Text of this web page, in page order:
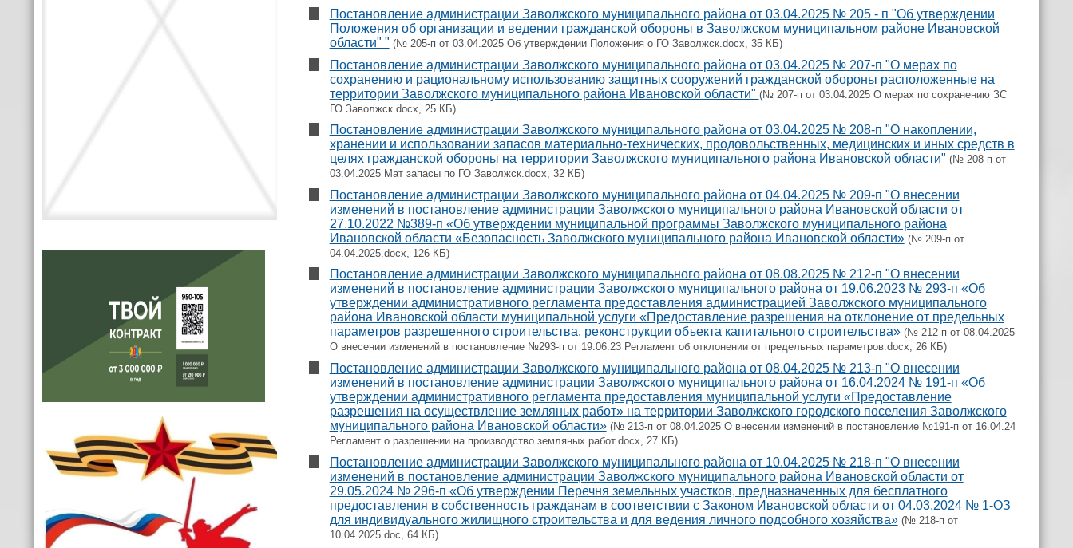
Постановление администрации Заволжского муниципального района от 03.04.2025 № 205 - п "Об утверждении
Положения об организации и ведении гражданской обороны в Заволжском муниципальном районе Ивановской
области" " (№ 205-п от 03.04.2025 Об утверждении Положения о ГО Заволжск.docx, 35 КБ)
Постановление администрации Заволжского муниципального района от 03.04.2025 № 207-п "О мерах по
сохранению и рациональному использованию защитных сооружений гражданской обороны расположенные на
территории Заволжского муниципального района Ивановской области" (№ 207-п от 03.04.2025 О мерах по сохранению ЗС
ГО Заволжск.docx, 25 КБ)
Постановление администрации Заволжского муниципального района от 03.04.2025 № 208-п "О накоплении,
хранении и использовании запасов материально-технических, продовольственных, медицинских и иных средств в
целях гражданской обороны на территории Заволжского муниципального района Ивановской области" (№ 208-п от
03.04.2025 Мат запасы по ГО Заволжск.docx, 32 КБ)
Постановление администрации Заволжского муниципального района от 04.04.2025 № 209-п "О внесении
изменений в постановление администрации Заволжского муниципального района Ивановской области от
27.10.2022 №389-п «Об утверждении муниципальной программы Заволжского муниципального района
Ивановской области «Безопасность Заволжского муниципального района Ивановской области» (№ 209-п от
04.04.2025.docx, 126 КБ)
Постановление администрации Заволжского муниципального района от 08.08.2025 № 212-п "О внесении
изменений в постановление администрации Заволжского муниципального района от 19.06.2023 № 293-п «Об
утверждении административного регламента предоставления администрацией Заволжского муниципального
района Ивановской области муниципальной услуги «Предоставление разрешения на отклонение от предельных
параметров разрешенного строительства, реконструкции объекта капитального строительства» (№ 212-п от 08.04.2025
О внесении изменений в постановление №293-п от 19.06.23 Регламент об отклонении от предельных параметров.docx, 26 КБ)
Постановление администрации Заволжского муниципального района от 08.04.2025 № 213-п "О внесении
изменений в постановление администрации Заволжского муниципального района от 16.04.2024 № 191-п «Об
утверждении административного регламента предоставления муниципальной услуги «Предоставление
разрешения на осуществление земляных работ» на территории Заволжского городского поселения Заволжского
муниципального района Ивановской области» (№ 213-п от 08.04.2025 О внесении изменений в постановление №191-п от 16.04.24
Регламент о разрешении на производство земляных работ.docx, 27 КБ)
Постановление администрации Заволжского муниципального района от 10.04.2025 № 218-п "О внесении
изменений в постановление администрации Заволжского муниципального района Ивановской области от
29.05.2024 № 296-п «Об утверждении Перечня земельных участков, предназначенных для бесплатного
предоставления в собственность гражданам в соответствии с Законом Ивановской области от 04.03.2024 № 1-ОЗ
для индивидуального жилищного строительства и для ведения личного подсобного хозяйства» (№ 218-п от
10.04.2025.doc, 64 КБ)